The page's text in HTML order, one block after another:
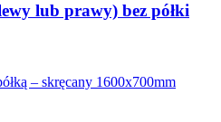
lub prawy) bez półki